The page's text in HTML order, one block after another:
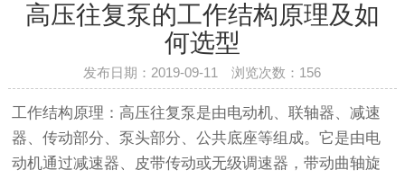
高压往复泵的工作结构原理及如
何选型
发布日期：2019-09-11 浏览次数： 156
工作结构原理：高压往复泵是由电动机、联轴器、减速
器、传动部分、泵头部分、公共底座等组成。它是由电
动机通过减速器、皮带传动或无级调速器，带动曲轴旋